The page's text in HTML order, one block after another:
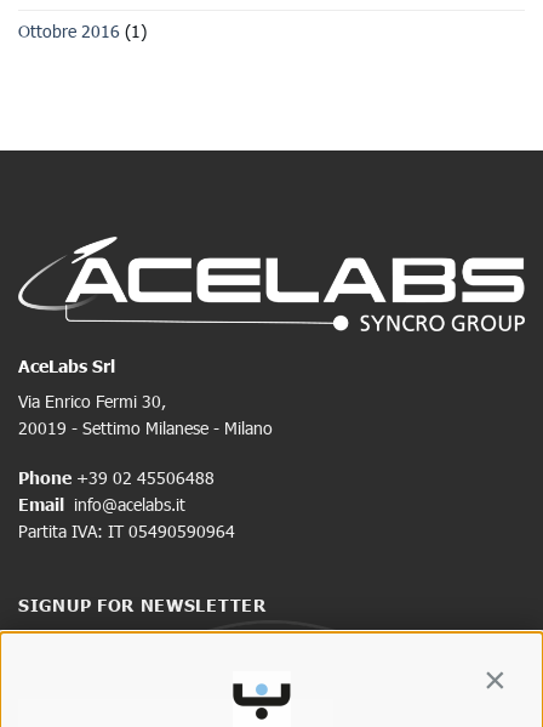
Ottobre 2016 (1)
AceLabs Srl
Via Enrico Fermi 30,
20019 - Settimo Milanese - Milano
Phone +39 02 45506488
Email info@acelabs.it
Partita IVA: IT 05490590964
SIGNUP FOR NEWSLETTER